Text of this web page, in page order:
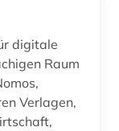
digitale
Raum
Verlagen,